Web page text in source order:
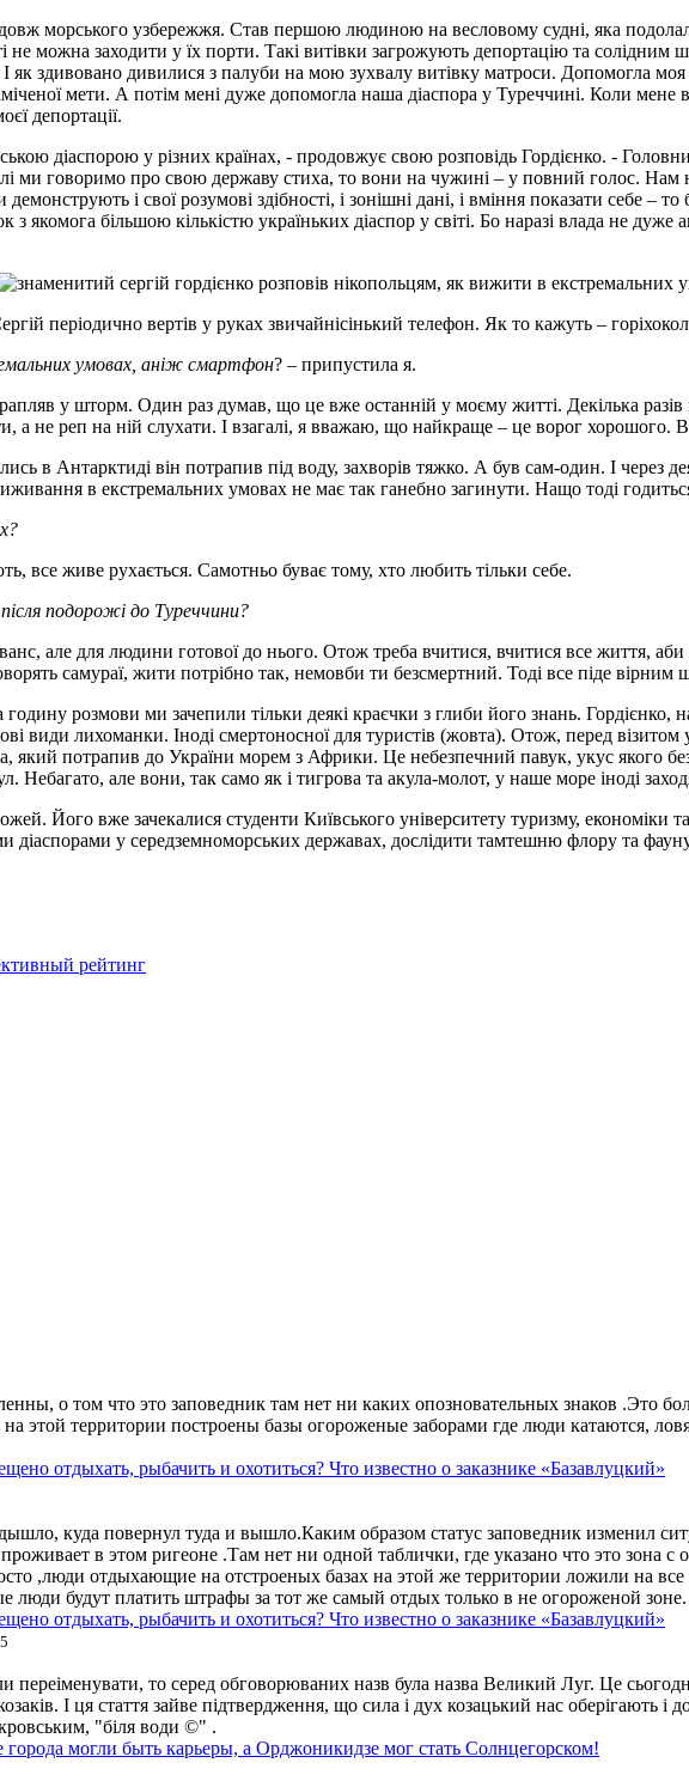
морського узбережжя. Став першою людиною на весловому судні, яка
не можна заходити у їх порти. Такі витівки загрожують депортацію та
І як здивовано дивилися з палуби на мою зухвалу витівку матроси. Допомогла
мети. А потім мені дуже допомогла наша діаспора у Туреччині. Коли
депортації.
діаспорою у різних країнах, - продовжує свою розповідь Гордієнко. -
ми говоримо про свою державу стиха, то вони на чужині – у повний голос.
і свої розумові здібності, і зонішні дані, і вміння показати себе –
з якомога більшою кількістю україньких діаспор у світі. Бо наразі влада не
періодично вертів у руках звичайнісінький телефон. Як то кажуть –
умовах, аніж смартфон? – припустила я.
у шторм. Один раз думав, що це вже останній у моєму житті. Декілька разів
а не реп на ній слухати. І взагалі, я вважаю, що найкраще – це ворог хорошого.
в Антарктиді він потрапив під воду, захворів тяжко. А був сам-один. І через
в екстремальних умовах не має так ганебно загинути. Нащо тоді
все живе рухається. Самотньо буває тому, хто любить тільки себе.
подорожі до Туреччини?
але для людини готової до нього. Отож треба вчитися, вчитися все життя,
самураї, жити потрібно так, немовби ти безсмертний. Тоді все піде вірним
розмови ми зачепили тільки деякі краєчки з глиби його знань. Гордієнко,
види лихоманки. Іноді смертоносної для туристів (жовта). Отож, перед
який потрапив до України морем з Африки. Це небезпечний павук, укус якого
Небагато, але вони, так само як і тигрова та акула-молот, у наше море іноді
Його вже зачекалися студенти Київського університету туризму,
у середземноморських державах, дослідити тамтешню флору та
рейтинг
о том что это заповедник там нет ни каких опозновательных знаков .Это
этой территории построены базы огороженые заборами где люди катаются,
отдыхать, рыбачить и охотиться? Что известно о заказнике «Базавлуцкий»
куда повернул туда и вышло.Каким образом статус заповедник изменил
в этом ригеоне .Там нет ни одной таблички, где указано что это зона
,люди отдыхающие на отстроеных базах на этой же территории ложили на
люди будут платить штрафы за тот же самый отдых только в не огороженой зоне.
отдыхать, рыбачить и охотиться? Что известно о заказнике «Базавлуцкий»
переіменувати, то серед обговорюваних назв була назва Великий Луг. Це
І ця стаття зайве підтвердження, що сила і дух козацький нас оберігають і
"біля води ©" .
могли быть карьеры, а Орджоникидзе мог стать Солнцегорском!